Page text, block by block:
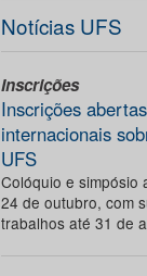
Notícias UFS
Inscrições
Inscrições
internacionais
UFS
Colóquio e simpósio
24 de outubro, com
trabalhos até 31 de